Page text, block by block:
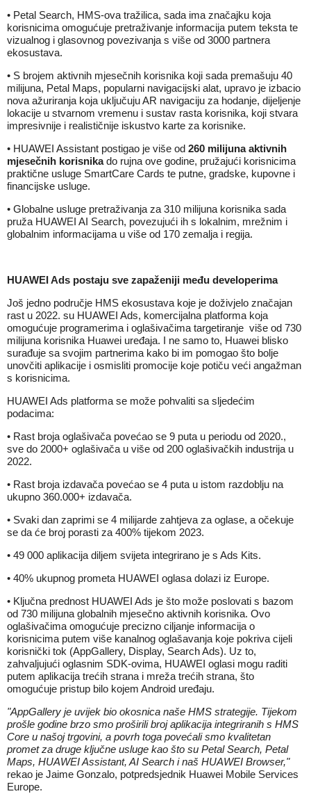
• Petal Search, HMS-ova tražilica, sada ima značajku koja
korisnicima omogućuje pretraživanje informacija putem teksta te
vizualnog i glasovnog povezivanja s više od 3000 partnera
ekosustava.
• S brojem aktivnih mjesečnih korisnika koji sada premašuju 40
milijuna, Petal Maps, popularni navigacijski alat, upravo je izbacio
nova ažuriranja koja uključuju AR navigaciju za hodanje, dijeljenje
lokacije u stvarnom vremenu i sustav rasta korisnika, koji stvara
impresivnije i realističnije iskustvo karte za korisnike.
• HUAWEI Assistant postigao je više od 260 milijunaaktivnih
mjesečnih korisnikado rujna ove godine, pružajući korisnicima
praktične usluge SmartCare Cards te putne, gradske, kupovne i
financijske usluge.
• Globalne usluge pretraživanja za 310 milijuna korisnika sada
pruža HUAWEI AI Search, povezujući ih s lokalnim, mrežnim i
globalnim informacijama u više od 170 zemalja i regija.
HUAWEI Ads postaju sve zapaženiji među developerima
Još jedno područje HMS ekosustava koje je doživjelo značajan
rast u 2022. su HUAWEI Ads, komercijalna platforma koja
omogućuje programerima i oglašivačima targetiranje više od 730
milijuna korisnika Huawei uređaja. I ne samo to, Huawei blisko
surađuje sa svojim partnerima kako bi im pomogao što bolje
unovčiti aplikacije i osmisliti promocije koje potiču veći angažman
s korisnicima.
HUAWEI Ads platforma se može pohvaliti sa sljedećim
podacima:
• Rast broja oglašivača povećao se 9 puta u periodu od 2020.,
sve do 2000+ oglašivača u više od 200 oglašivačkih industrija u
2022.
• Rast broja izdavača povećao se 4 puta u istom razdoblju na
ukupno 360.000+ izdavača.
• Svaki dan zaprimi se 4 milijarde zahtjeva za oglase, a očekuje
se da će broj porasti za 400% tijekom 2023.
• 49 000 aplikacija diljem svijeta integrirano je s Ads Kits.
• 40% ukupnog prometa HUAWEI oglasa dolazi iz Europe.
• Ključna prednost HUAWEI Ads je što može poslovati s bazom
od 730 milijuna globalnih mjesečno aktivnih korisnika. Ovo
oglašivačima omogućuje precizno ciljanje informacija o
korisnicima putem više kanalnog oglašavanja koje pokriva cijeli
korisnički tok (AppGallery, Display, Search Ads). Uz to,
zahvaljujući oglasnim SDK-ovima, HUAWEI oglasi mogu raditi
putem aplikacija trećih strana i mreža trećih strana, što
omogućuje pristup bilo kojem Android uređaju.
"AppGallery je uvijek bio okosnica naše HMS strategije. Tijekom
prošle godine brzo smo proširili broj aplikacija integriranih s HMS
Core u našoj trgovini, a povrh toga povećali smo kvalitetan
promet za druge ključne usluge kao što su Petal Search, Petal
Maps, HUAWEI Assistant, AI Search i naš HUAWEI Browser,"
rekao je Jaime Gonzalo, potpredsjednik Huawei Mobile Services
Europe.